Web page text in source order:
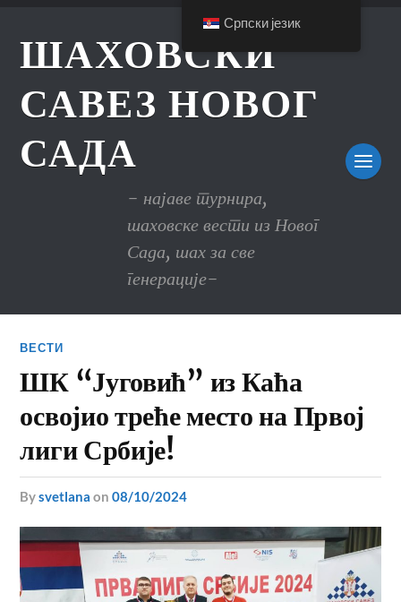
ШАХОВСКИ
САВЕЗ НОВОГ
САДА
- најаве турнира,
шаховске вести из Новог
Сада, шах за све
генерације-
ВЕСТИ
ШК “Југовић” из Каћа
освојио треће место на Првој
лиги Србије!
bysvetlana on08/10/2024
Српски језик